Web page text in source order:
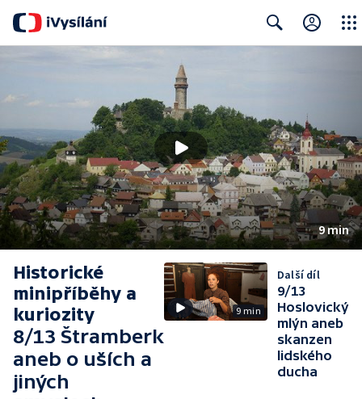
9 min
Historické
minipříběhy a
kuriozity
8/13 Štramberk
aneb o uších a
jiných
9 min
Další díl
9/13
Hoslovický
mlýn aneb
skanzen
lidského
ducha